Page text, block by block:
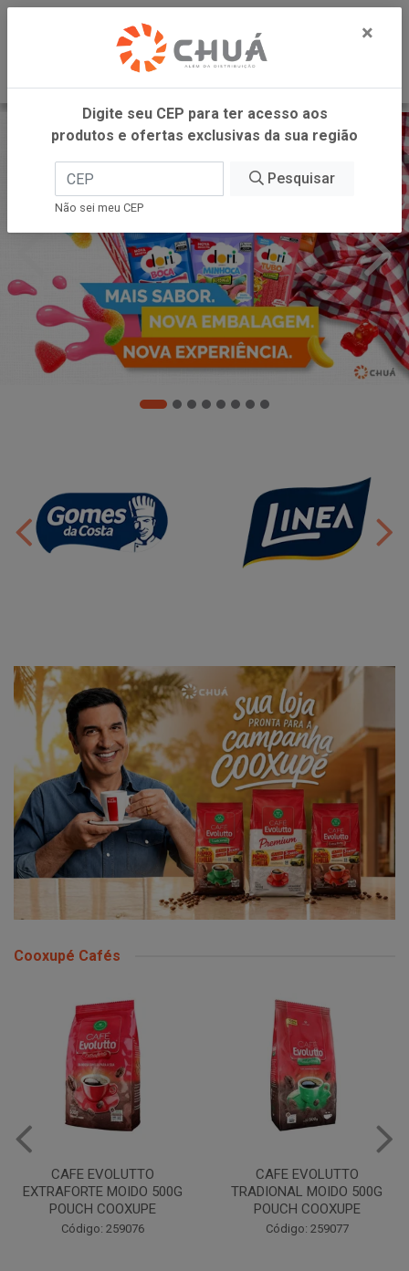
Cooxupé Cafés
CAFE EVOLUTTO
TRADIONAL MOIDO 500G
POUCH COOXUPE
Código: 259077
CAFE EVOLUTTO PREMIUM
MOIDO 500G COOXUPE
Código: 259094
×
Digite seu CEP para ter acesso aos
produtos e ofertas exclusivas da sua região
Pesquisar
Não sei meu CEP